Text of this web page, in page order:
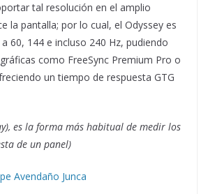
tal resolución en el amplio
la pantalla; por lo cual, el Odyssey es
60, 144 e incluso 240 Hz, pudiendo
como FreeSync Premium Pro o
un tiempo de respuesta GTG
es la forma más habitual de medir los
de un panel)
Avendaño Junca